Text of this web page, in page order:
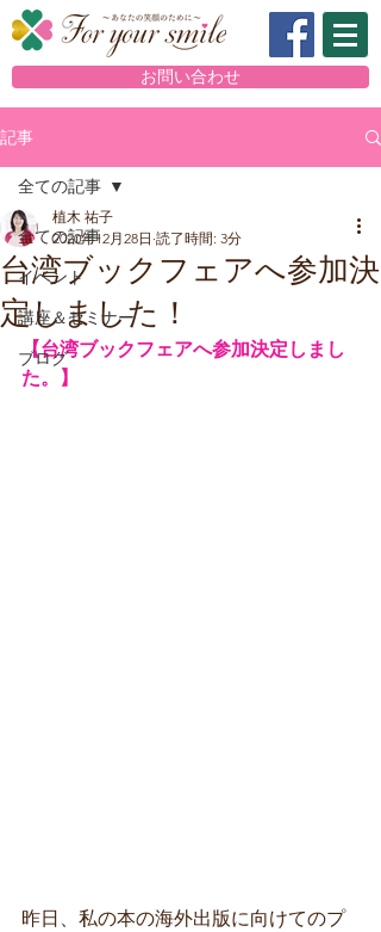
お問い合わせ
記事
全ての記事
イベント
講座＆セミナー
ブログ
全ての記事
台湾ブックフェアへ参加決
定しました！
植木 祐子
2020年12月28日 読了時間: 3分
【台湾ブックフェアへ参加決定しまし
た。】
昨日、私の本の海外出版に向けてのプ